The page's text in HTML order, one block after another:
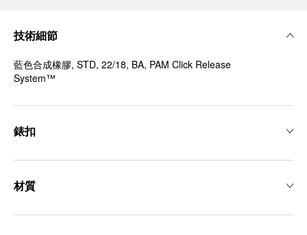
技術細節
藍色合成橡膠, STD, 22/18, BA, PAM Click Release
System™
錶扣
材質